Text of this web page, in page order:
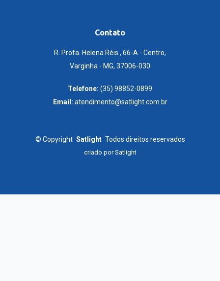
Contato
R. Profa. Helena Réis , 66-A - Centro,
Varginha - MG, 37006-030
Telefone: (35) 98852-0899
Email: atendimento@satlight.com.br
© Copyright Satlight Todos direitos reservados
criado porSatlight